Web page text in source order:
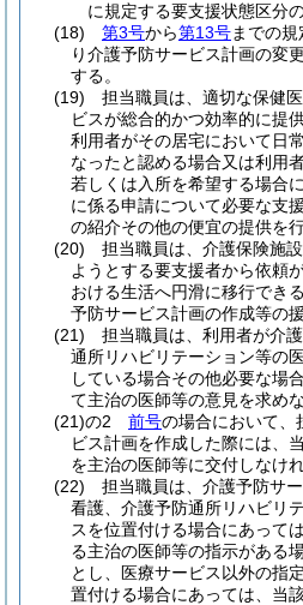
に規定する要支援状態区分
(18)
第3号から第13号までの規
り介護予防サービス計画の変
する。
(19)
担当職員は、適切な保健
ビスが総合的かつ効率的に提
利用者がその居宅において日
なったと認める場合又は利用
若しくは入所を希望する場合
に係る申請について必要な支
の紹介その他の便宜の提供を
(20)
担当職員は、介護保険施
ようとする要支援者から依頼
おける生活へ円滑に移行でき
予防サービス計画の作成等の
(21)
担当職員は、利用者が介
通所リハビリテーション等の
している場合その他必要な場
て主治の医師等の意見を求め
(21)の2
前号の場合において、
ビス計画を作成した際には、
を主治の医師等に交付しなけ
(22)
担当職員は、介護予防サ
看護、介護予防通所リハビリ
スを位置付ける場合にあって
る主治の医師等の指示がある
とし、医療サービス以外の指
置付ける場合にあっては、当